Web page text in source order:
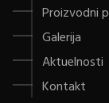
Proizvodni
Galerija
Aktuelnosti
Kontakt